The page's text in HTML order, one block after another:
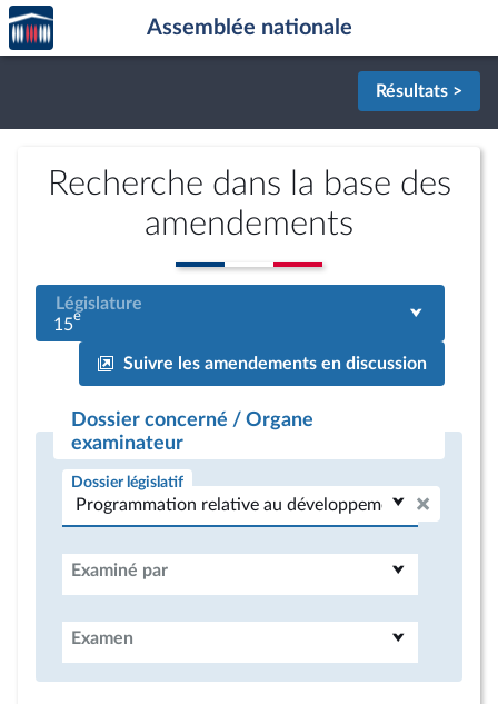
Aller au contenu
Aller en bas de la page
Accèder
à la
page
Assemblée nationale
Résultats >
Recherche dans la base des
amendements
Législature
15e
Suivre les amendements en discussion
Dossier concerné / Organe
examinateur
Dossier législatif
Examiné par
Examen